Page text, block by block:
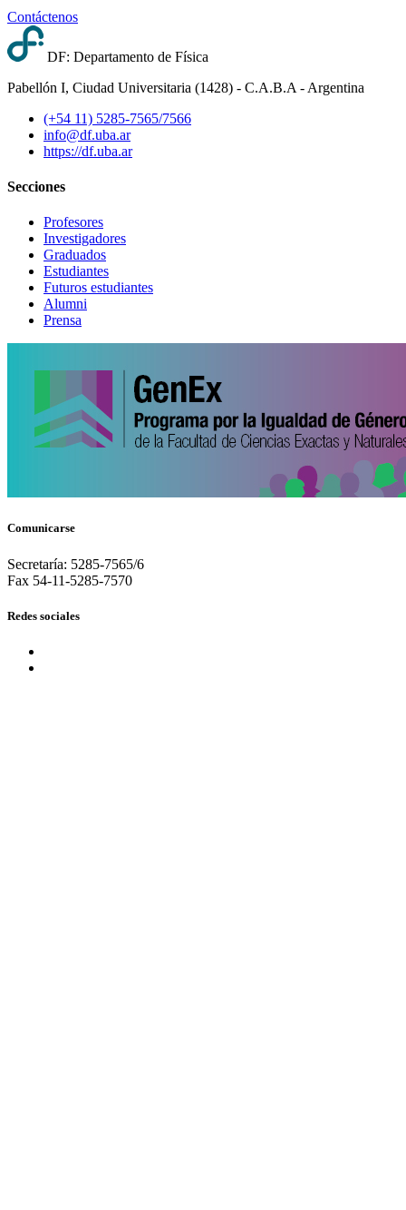
Contáctenos
DF: Departamento de Física
Pabellón I, Ciudad Universitaria (1428) - C.A.B.A - Argentina
(+54 11) 5285-7565/7566
info@df.uba.ar
https://df.uba.ar
Secciones
Profesores
Investigadores
Graduados
Estudiantes
Futuros estudiantes
Alumni
Prensa
Comunicarse
Secretaría: 5285-7565/6
Fax 54-11-5285-7570
Redes sociales